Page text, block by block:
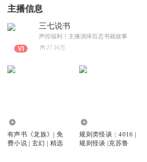
主播信息
三七说书
声控福利！主播演绎百态书籍故事
27.16万
有声书《龙族》| 免
费小说 | 玄幻 | 精选
规则类怪谈：4016 |
规则怪谈 |克苏鲁